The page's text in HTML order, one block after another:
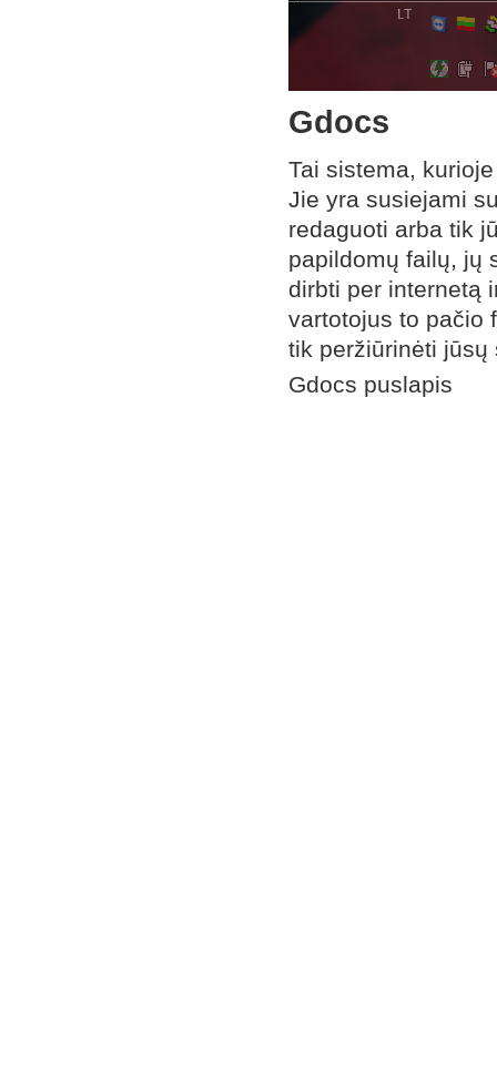
Gdocs
Tai sistema,
Jie yra susiejami
redaguoti arba tik
papildomų failų, jų
dirbti per internetą
vartotojus to pačio
tik peržiūrinėti jūsų
Gdocs puslapis